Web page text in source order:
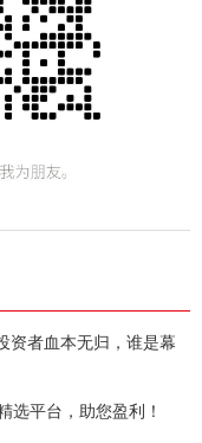
选平台，助您盈利！